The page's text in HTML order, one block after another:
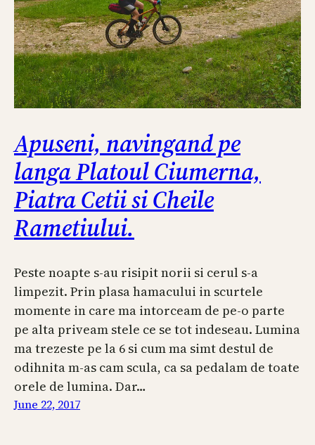
Apuseni, navingand pe
langa Platoul Ciumerna,
Piatra Cetii si Cheile
Rametiului.
Peste noapte s-au risipit norii si cerul s-a
limpezit. Prin plasa hamacului in scurtele
momente in care ma intorceam de pe-o parte
pe alta priveam stele ce se tot indeseau. Lumina
ma trezeste pe la 6 si cum ma simt destul de
odihnita m-as cam scula, ca sa pedalam de toate
orele de lumina. Dar…
June 22, 2017